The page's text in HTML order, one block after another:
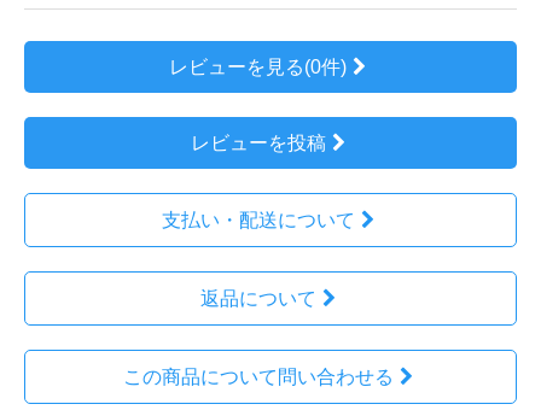
レビューを見る(0件)
レビューを投稿
支払い・配送について
返品について
この商品について問い合わせる